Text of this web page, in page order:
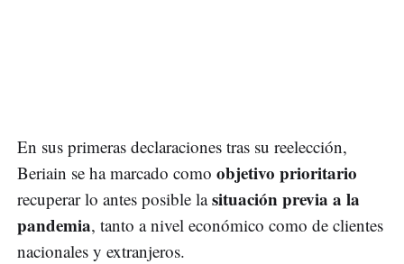
En sus primeras declaraciones tras su reelección,
Beriain se ha marcado como objetivo prioritario
recuperar lo antes posible lasituación previa a la
pandemia, tanto a nivel económico como de clientes
nacionales y extranjeros.